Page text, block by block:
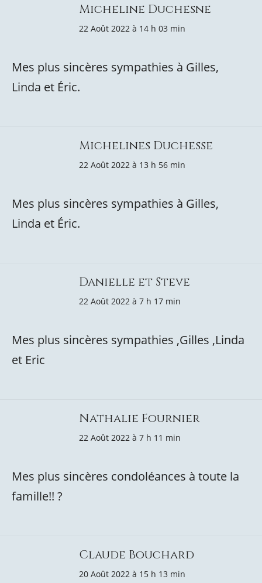
Micheline Duchesne
22 Août 2022 à 14 h 03 min
Mes plus sincères sympathies à Gilles,
Linda et Éric.
Michelines Duchesse
22 Août 2022 à 13 h 56 min
Mes plus sincères sympathies à Gilles,
Linda et Éric.
Danielle et Steve
22 Août 2022 à 7 h 17 min
Mes plus sincères sympathies ,Gilles ,Linda
et Eric
Nathalie Fournier
22 Août 2022 à 7 h 11 min
Mes plus sincères condoléances à toute la
famille!! ?
Claude Bouchard
20 Août 2022 à 15 h 13 min